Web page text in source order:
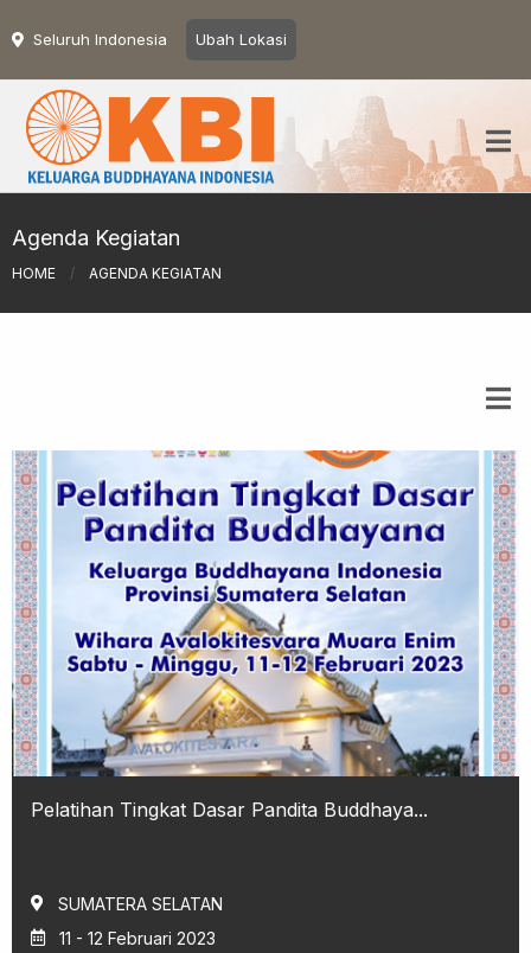
Seluruh Indonesia Ubah Lokasi
Agenda Kegiatan
HOME / AGENDA KEGIATAN
Pelatihan Tingkat Dasar Pandita Buddhaya...
SUMATERA SELATAN
11 - 12 Februari 2023